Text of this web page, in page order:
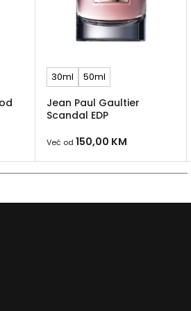
Recenzije:
traže
30ml 50ml
Jean Paul Gaultier
Scandal EDP
Već od 150,00 KM